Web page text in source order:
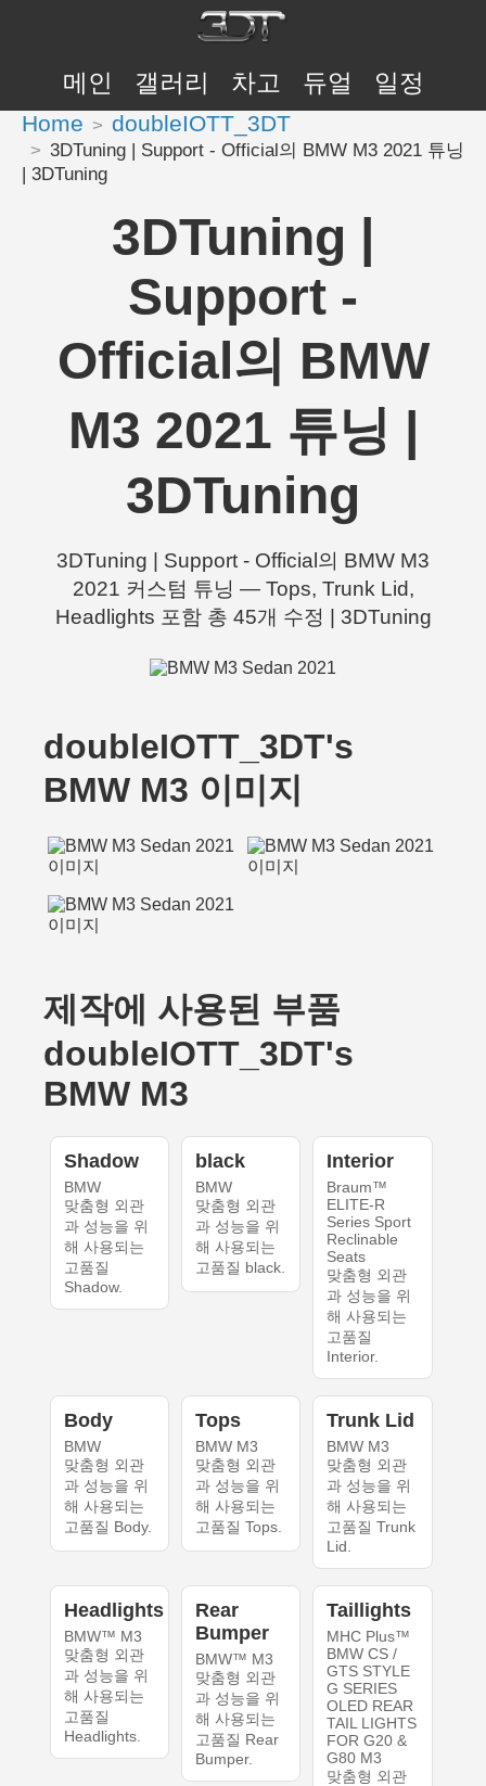
메인 갤러리 차고 듀얼 일정
Home doubleIOTT_3DT
3DTuning | Support - Official의 BMW M3 2021 튜닝
| 3DTuning
3DTuning |
Support -
Official의 BMW
M3 2021 튜닝 |
3DTuning
3DTuning | Support - Official의 BMW M3
2021 커스텀 튜닝 — Tops, Trunk Lid,
Headlights 포함 총 45개 수정 | 3DTuning
doubleIOTT_3DT's
BMW M3 이미지
제작에 사용된 부품
doubleIOTT_3DT's
BMW M3
Shadow
BMW
맞춤형 외관
과 성능을 위
해 사용되는
고품질
Shadow.
black
BMW
맞춤형 외관
과 성능을 위
해 사용되는
고품질 black.
Interior
Braum™
ELITE-R
Series Sport
Reclinable
Seats
맞춤형 외관
과 성능을 위
해 사용되는
고품질
Interior.
Body
BMW
맞춤형 외관
과 성능을 위
해 사용되는
고품질 Body.
Tops
BMW M3
맞춤형 외관
과 성능을 위
해 사용되는
고품질 Tops.
Trunk Lid
BMW M3
맞춤형 외관
과 성능을 위
해 사용되는
고품질 Trunk
Lid.
Headlights
BMW™ M3
맞춤형 외관
과 성능을 위
해 사용되는
고품질
Headlights.
Rear
Bumper
BMW™ M3
맞춤형 외관
과 성능을 위
해 사용되는
고품질 Rear
Bumper.
Taillights
MHC Plus™
BMW CS /
GTS STYLE
G SERIES
OLED REAR
TAIL LIGHTS
FOR G20 &
G80 M3
맞춤형 외관